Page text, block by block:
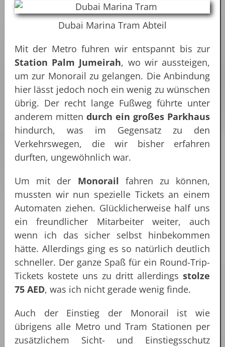
Dubai Marina Tram Abteil
Mit der Metro fuhren wir entspannt bis zur
Station Palm Jumeirah, wo wir aussteigen,
um zur Monorail zu gelangen. Die Anbindung
hier lässt jedoch noch ein wenig zu wünschen
übrig. Der recht lange Fußweg führte unter
anderem mitten durch ein großes Parkhaus
hindurch, was im Gegensatz zu den
Verkehrswegen, die wir bisher erfahren
durften, ungewöhnlich war.
Um mit der Monorail fahren zu können,
mussten wir nun spezielle Tickets an einem
Automaten ziehen. Glücklicherweise half uns
ein freundlicher Mitarbeiter weiter, auch
wenn ich das sicher selbst hinbekommen
hätte. Allerdings ging es so natürlich deutlich
schneller. Der ganze Spaß für ein Round-Trip-
Tickets kostete uns zu dritt allerdings stolze
75 AED, was ich nicht gerade wenig finde.
Auch der Einstieg der Monorail ist wie
übrigens alle Metro und Tram Stationen per
zusätzlichem Sicht- und Einstiegsschutz